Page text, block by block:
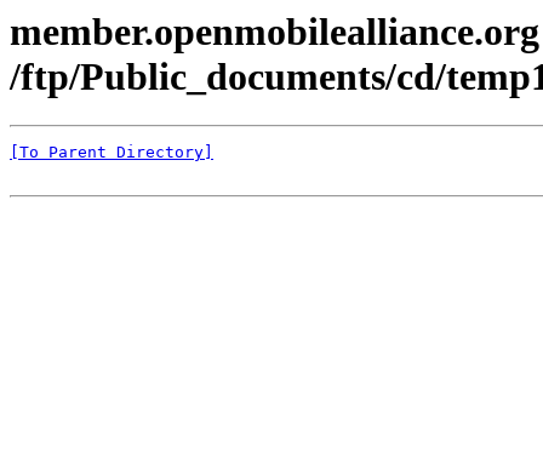
/ftp/Public_documents/cd/
[To Parent Directory]